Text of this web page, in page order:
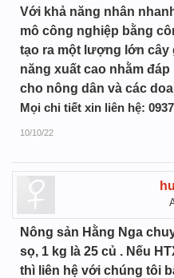
Với khả năng nhân
mô công nghiệp bằng
tạo ra một lượng lớn cây
năng xuất cao nhằm
cho nông dân và các
Mọi chi tiết xin liên hệ:
10/10/22
Nông sản Hằng Nga
sọ, 1 kg là 25 củ . Nếu
thì liên hệ với chúng tôi